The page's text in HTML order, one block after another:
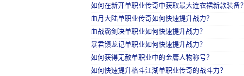
如何在新开单职业传奇中获取最大连衣裙新款装备？
血月大陆单职业传奇如何快速提升战力？
血战霸剑决单职业如何快速提升战力？
暴君镇龙记单职业如何快速提升战力？
如何获得无赦单职业中的金庸人物称号？
如何快速提升格斗江湖单职业传奇的战斗力？